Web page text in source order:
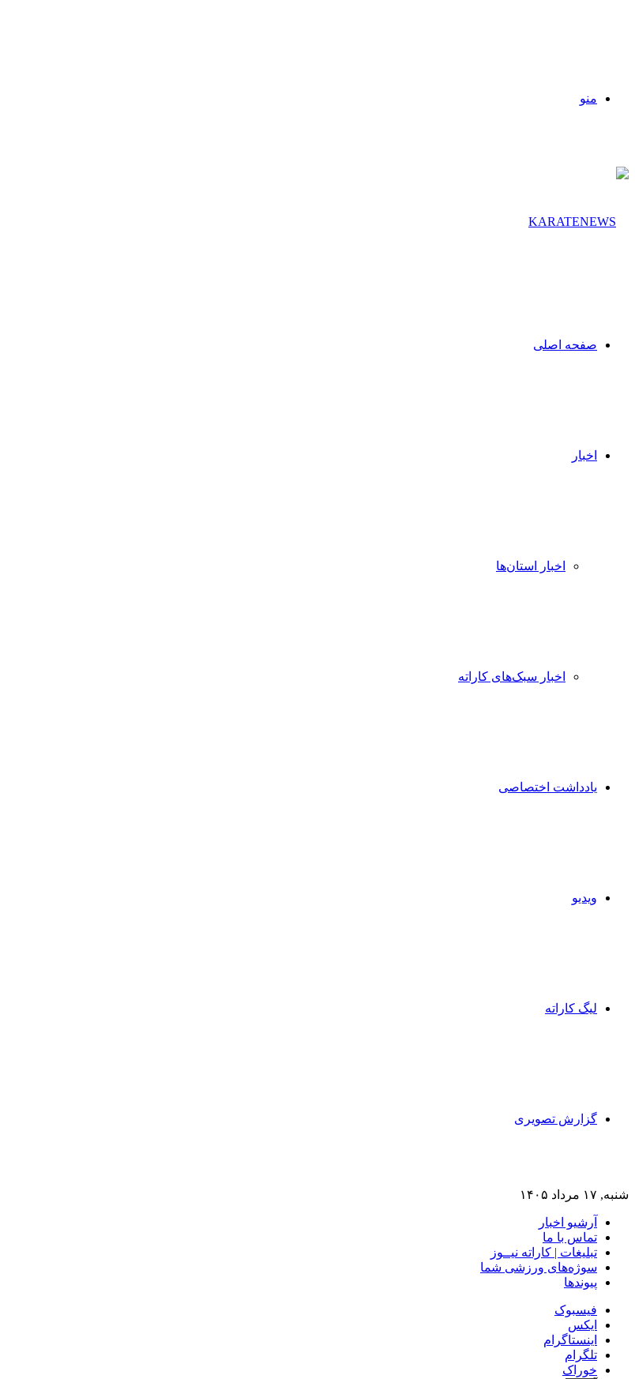
منو
صفحه اصلی
اخبار
اخبار استان‌ها
اخبار سبک‌های کاراته
یادداشت اختصاصی
ویدیو
لیگ کاراته
گزارش تصویری
شنبه, ۱۷ مرداد ۱۴۰۵
آرشیو اخبار
تماس‌ با‌ ما
تبلیغات | کاراته نیــوز
سوژه‌های ورزشی شما
پیوندها
فیسبوک
ایکس
اینستاگرام
تلگرام
خوراک